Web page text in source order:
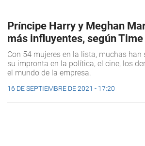
Príncipe Harry y Meghan
más influyentes, según Time
Con 54 mujeres en la lista, muchas han
su impronta en la política, el cine, los
el mundo de la empresa.
16 DE SEPTIEMBRE DE 2021 - 17:20